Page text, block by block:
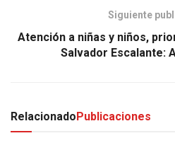
Siguiente
Atención a niñas y niños,
Salvador Escalante:
Relacionado Publicaciones